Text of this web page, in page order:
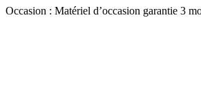
Occasion : Matériel d’occasion garantie 3